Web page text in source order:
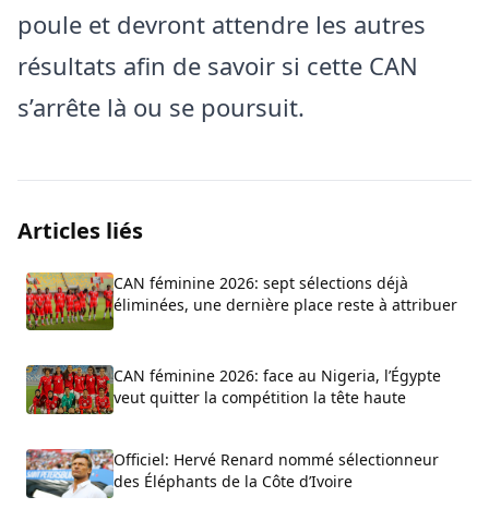
poule et devront attendre les autres
résultats afin de savoir si cette CAN
s’arrête là ou se poursuit.
Articles liés
CAN féminine 2026: sept sélections déjà
éliminées, une dernière place reste à attribuer
CAN féminine 2026: face au Nigeria, l’Égypte
veut quitter la compétition la tête haute
Officiel: Hervé Renard nommé sélectionneur
des Éléphants de la Côte d’Ivoire